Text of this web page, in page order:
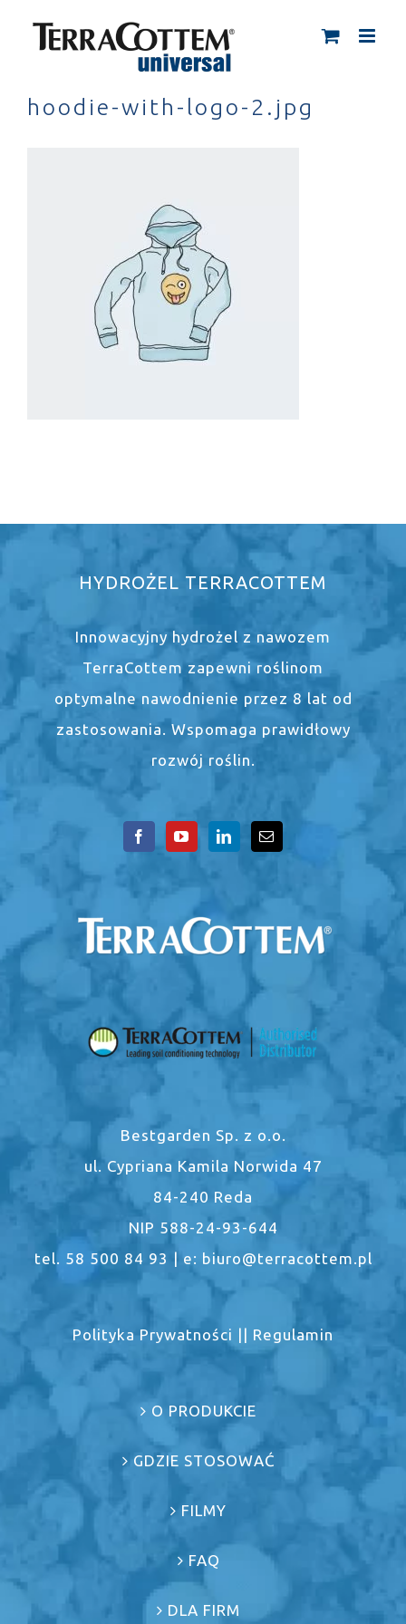
hoodie-with-logo-2.jpg
HYDROŻEL TERRACOTTEM
Innowacyjny hydrożel z nawozem
TerraCottem zapewni roślinom
optymalne nawodnienie przez 8 lat od
zastosowania. Wspomaga prawidłowy
rozwój roślin.
Bestgarden Sp. z o.o.
ul. Cypriana Kamila Norwida 47
84-240 Reda
NIP 588-24-93-644
tel. 58 500 84 93 | e: biuro@terracottem.pl
Polityka Prywatności || Regulamin
O PRODUKCIE
GDZIE STOSOWAĆ
FILMY
FAQ
DLA FIRM